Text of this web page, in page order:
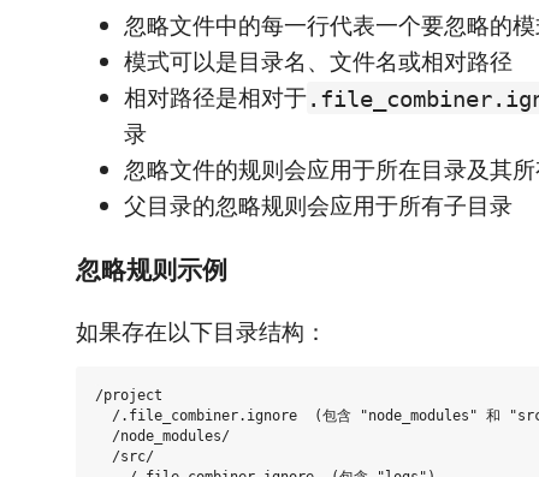
忽略文件中的每一行代表一个要忽略的
模式可以是目录名、文件名或相对路径
相对路径是相对于
录
忽略文件的规则会应用于所在目录及其
父目录的忽略规则会应用于所有子目录
忽略规则示例
如果存在以下目录结构：
/project
/.file_combiner.ignore  (包含 "node_modules" 和
  /node_modules/
  /src/